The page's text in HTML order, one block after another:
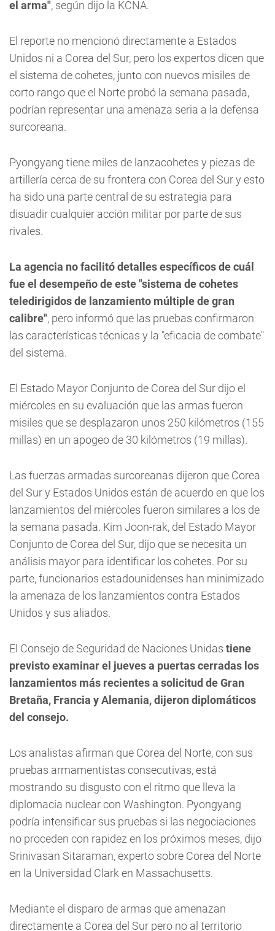
el arma", según dijo la KCNA.
El reporte no mencionó directamente a Estados
Unidos ni a Corea del Sur, pero los expertos dicen que
el sistema de cohetes, junto con nuevos misiles de
corto rango que el Norte probó la semana pasada,
podrían representar una amenaza seria a la defensa
surcoreana.
Pyongyang tiene miles de lanzacohetes y piezas de
artillería cerca de su frontera con Corea del Sur y esto
ha sido una parte central de su estrategia para
disuadir cualquier acción militar por parte de sus
rivales.
La agencia no facilitó detalles específicos de cuál
fue el desempeño de este "sistema de cohetes
teledirigidos de lanzamiento múltiple de gran
calibre", pero informó que las pruebas confirmaron
las características técnicas y la "eficacia de combate"
del sistema.
El Estado Mayor Conjunto de Corea del Sur dijo el
miércoles en su evaluación que las armas fueron
misiles que se desplazaron unos 250 kilómetros (155
millas) en un apogeo de 30 kilómetros (19 millas).
Las fuerzas armadas surcoreanas dijeron que Corea
del Sur y Estados Unidos están de acuerdo en que los
lanzamientos del miércoles fueron similares a los de
la semana pasada. Kim Joon-rak, del Estado Mayor
Conjunto de Corea del Sur, dijo que se necesita un
análisis mayor para identificar los cohetes. Por su
parte, funcionarios estadounidenses han minimizado
la amenaza de los lanzamientos contra Estados
Unidos y sus aliados.
El Consejo de Seguridad de Naciones Unidas tiene
previsto examinar el jueves a puertas cerradas los
lanzamientos más recientes a solicitud de Gran
Bretaña, Francia y Alemania, dijeron diplomáticos
del consejo.
Los analistas afirman que Corea del Norte, con sus
pruebas armamentistas consecutivas, está
mostrando su disgusto con el ritmo que lleva la
diplomacia nuclear con Washington. Pyongyang
podría intensificar sus pruebas si las negociaciones
no proceden con rapidez en los próximos meses, dijo
Srinivasan Sitaraman, experto sobre Corea del Norte
en la Universidad Clark en Massachusetts.
Mediante el disparo de armas que amenazan
directamente a Corea del Sur pero no al territorio